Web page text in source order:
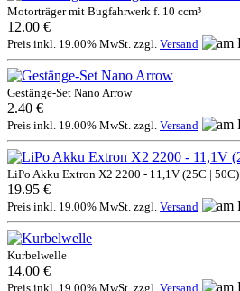
Motorträger mit Bugfahrwerk f. 10 ccm³
12.00 €
Preis inkl. 19.00% MwSt. zzgl. Versand
Gestänge-Set Nano Arrow
2.40 €
Preis inkl. 19.00% MwSt. zzgl. Versand
LiPo Akku Extron X2 2200 - 11,1V (25C | 50C)
19.95 €
Preis inkl. 19.00% MwSt. zzgl. Versand
Kurbelwelle
14.00 €
Preis inkl. 19.00% MwSt. zzgl. Versand